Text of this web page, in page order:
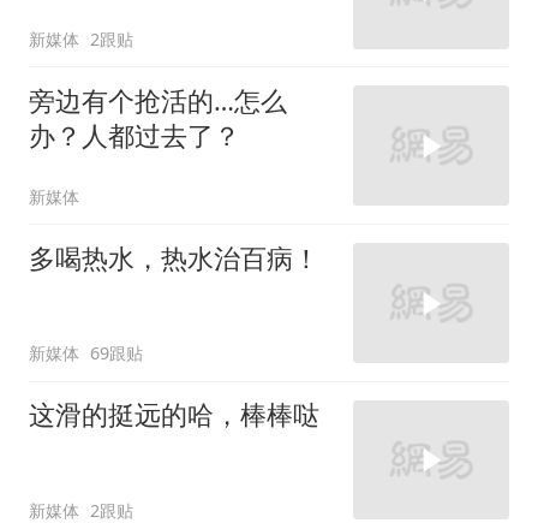
新媒体 2跟贴
旁边有个抢活的…怎么
办？人都过去了？
新媒体
多喝热水，热水治百病！
新媒体 69跟贴
这滑的挺远的哈，棒棒哒
新媒体 2跟贴